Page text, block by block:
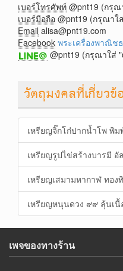
เบอร์โทรศัพท์ @pnt19 (กรุณ
เบอร์มือถือ @pnt19 (กรุณาใส่
Email alisa@pnt19.com
Facebook พระเครื่องพาณิช
@pnt19 (กรุณาใส่
วัตถุมงคลที่เกี่ยวข้
เหรียญจิ๊กโก๋ปากน้ำโพ พิ
เหรียญรูปไข่สร้างบารมี อั
เหรียญเสมามหากาฬ ทอ
เหรียญหนุนดวง ๙๙ ลุ้นเนื้
เพจของทางร้าน